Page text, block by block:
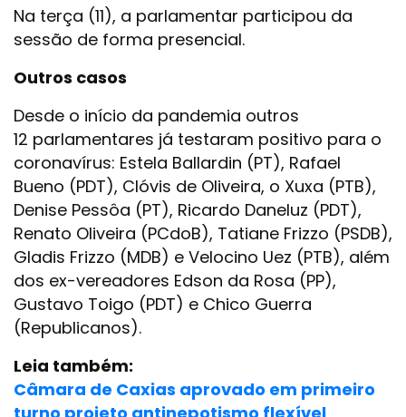
Na terça (11), a parlamentar participou da
sessão de forma presencial.
Outros casos
Desde o início da pandemia outros
12 parlamentares já testaram positivo para o
coronavírus: Estela Ballardin (PT), Rafael
Bueno (PDT), Clóvis de Oliveira, o Xuxa (PTB),
Denise Pessôa (PT), Ricardo Daneluz (PDT),
Renato Oliveira (PCdoB), Tatiane Frizzo (PSDB),
Gladis Frizzo (MDB) e Velocino Uez (PTB), além
dos ex-vereadores Edson da Rosa (PP),
Gustavo Toigo (PDT) e Chico Guerra
(Republicanos).
Leia também:
Câmara de Caxias aprovado em primeiro